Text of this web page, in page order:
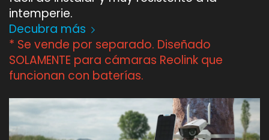
intemperie.
Decubra más
* Se vende por separado. Diseñado
SOLAMENTE para cámaras Reolink que
funcionan con baterías.